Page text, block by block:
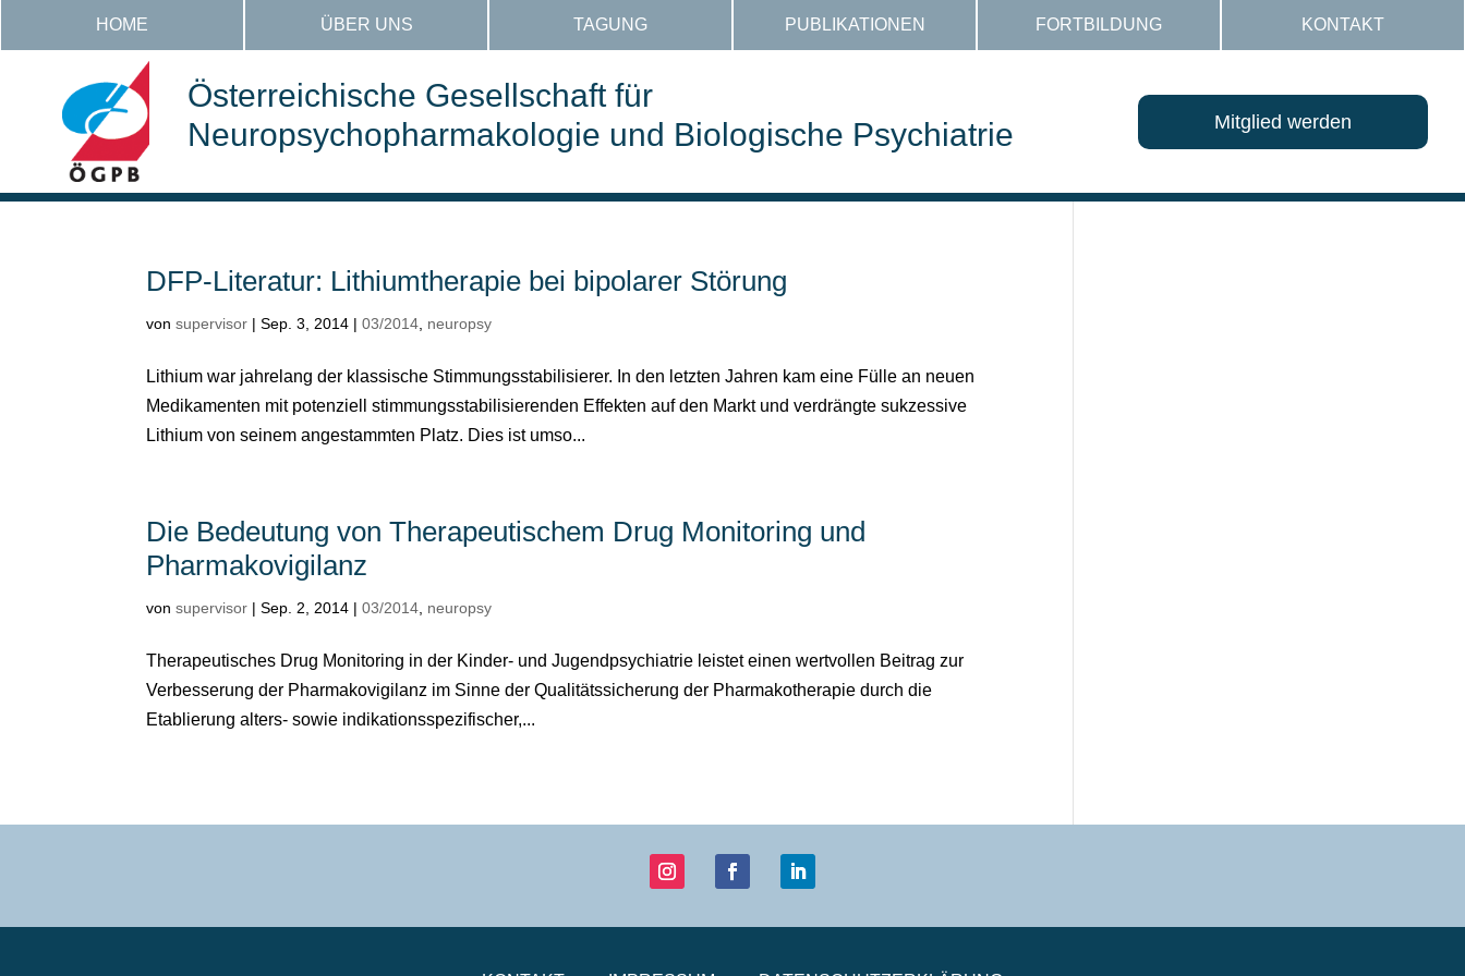
HOME ÜBER UNS TAGUNG PUBLIKATIONEN FORTBILDUNG KONTAKT
Österreichische Gesellschaft für
Neuropsychopharmakologie und Biologische Psychiatrie
Mitglied werden
DFP-Literatur: Lithiumtherapie bei bipolarer Störung
vonsupervisor |Sep. 3, 2014 |03/2014 neuropsy
Lithium war jahrelang der klassische Stimmungsstabilisierer. In den letzten Jahren kam eine Fülle an neuen
Medikamenten mit potenziell stimmungsstabilisierenden Effekten auf den Markt und verdrängte sukzessive
Lithium von seinem angestammten Platz. Dies ist umso...
Die Bedeutung von Therapeutischem Drug Monitoring und
Pharmakovigilanz
vonsupervisor |Sep. 2, 2014 |03/2014 neuropsy
Therapeutisches Drug Monitoring in der Kinder- und Jugendpsychiatrie leistet einen wertvollen Beitrag zur
Verbesserung der Pharmakovigilanz im Sinne der Qualitätssicherung der Pharmakotherapie durch die
Etablierung alters- sowie indikationsspezifischer,...